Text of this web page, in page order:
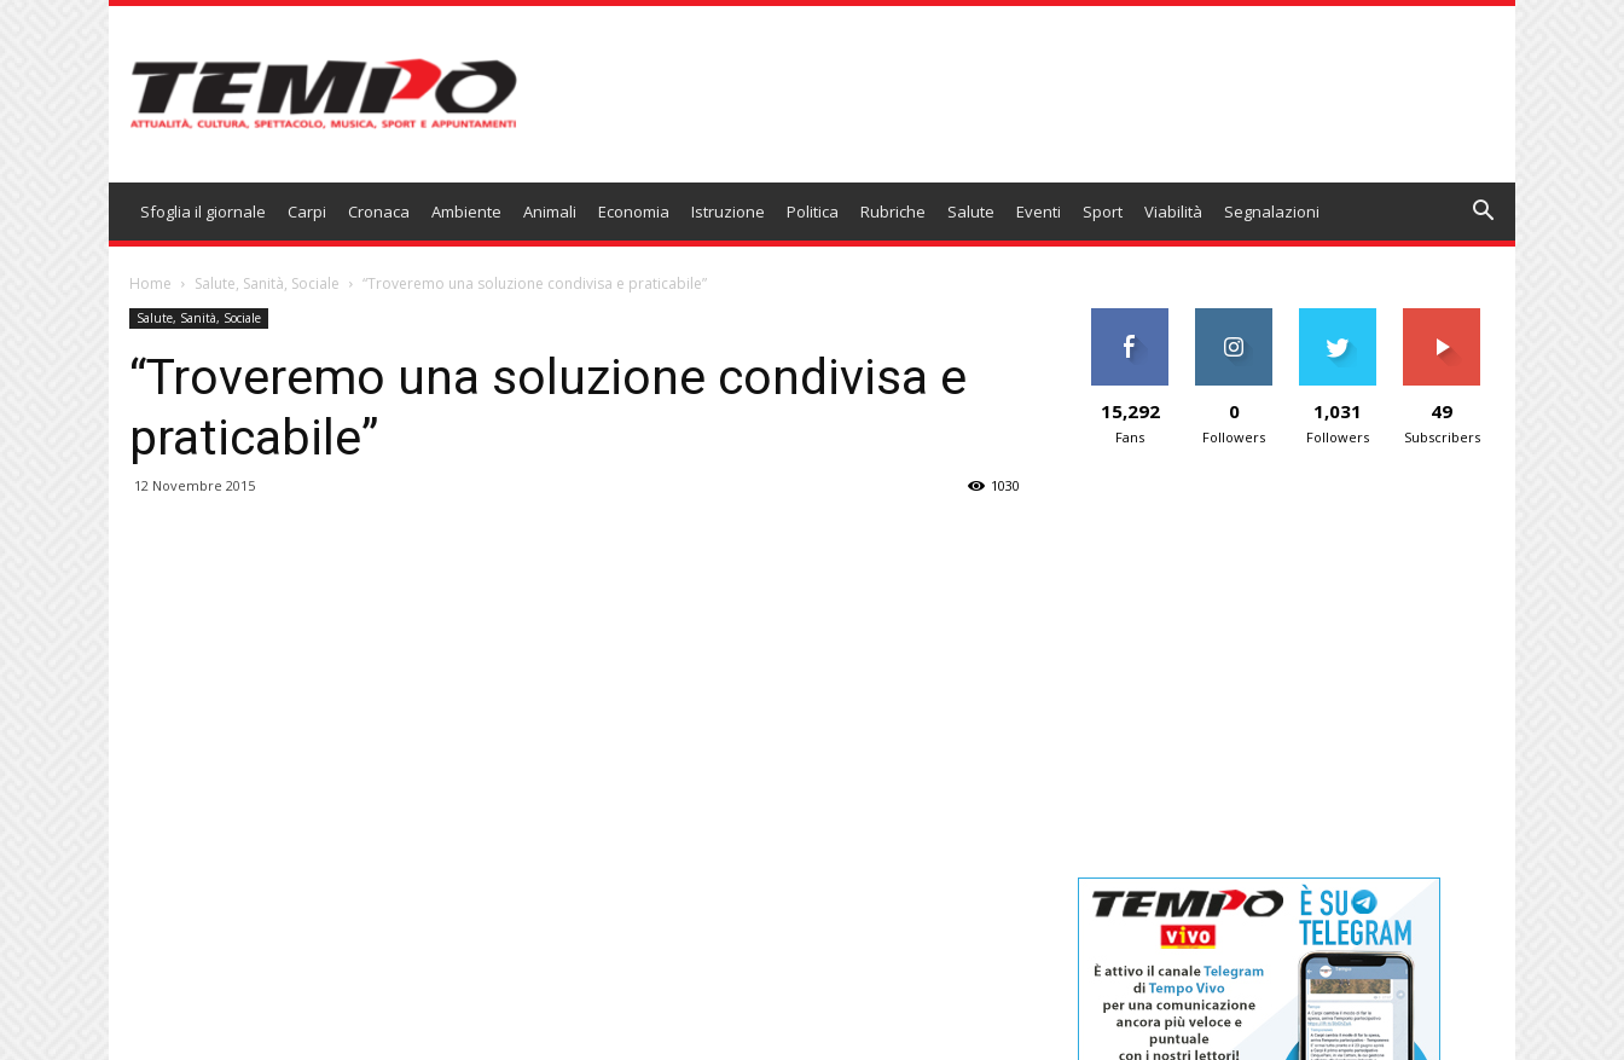
Sfoglia il giornale Carpi Cronaca Ambiente Animali Economia Istruzione Politica Rubriche Salute Eventi Sport Viabilità Segnalazioni
Home Salute, Sanità, Sociale “Troveremo una soluzione condivisa e praticabile”
Salute, Sanità, Sociale
“Troveremo una soluzione condivisa e
praticabile”
12 Novembre 2015 1030
15,292
Fans
0
Followers
1,031
Followers
49
Subscribers